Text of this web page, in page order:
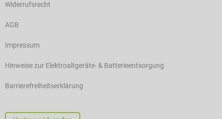
Widerrufsrecht
AGB
Impressum
Hinweise zur Elektroaltgeräte- & Batterieentsorgung
Barrierefreiheitserklärung